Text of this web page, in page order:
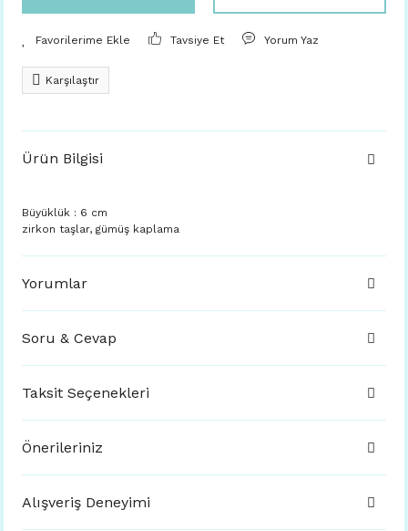
Tavsiye Et Yorum Yaz
Karşılaştır
Ürün Bilgisi
Büyüklük : 6 cm
zirkon taşlar, gümüş kaplama
Yorumlar
Soru & Cevap
Taksit Seçenekleri
Önerileriniz
Alışveriş Deneyimi